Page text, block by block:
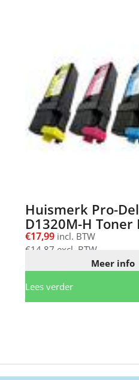
Huismerk Pro-
D1320M-H Toner
€17,99 incl. BTW
€14,87 excl. BTW
Meer info
Lees verder